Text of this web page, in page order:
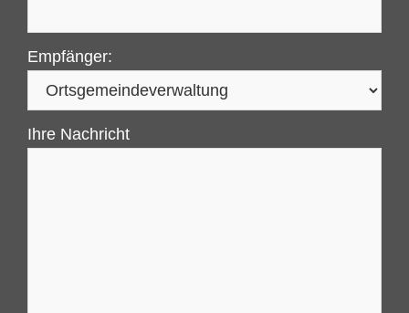
Empfänger:
Ihre Nachricht